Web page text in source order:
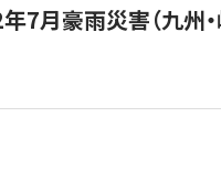
7月豪雨災害（九州